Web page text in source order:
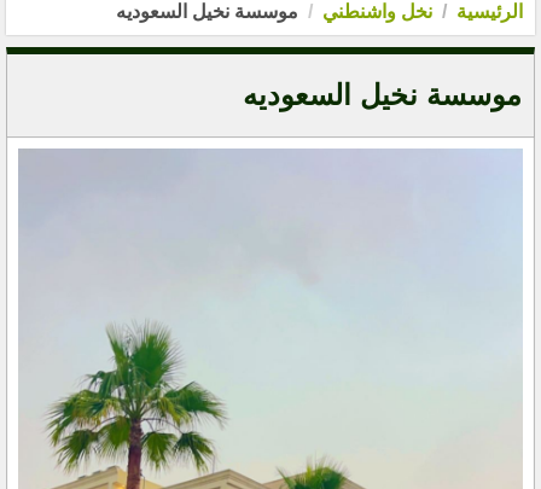
الرئيسية نخل واشنطني موسسة نخيل السعوديه
موسسة نخيل السعوديه